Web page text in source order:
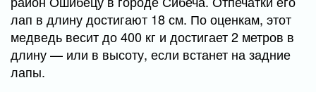
лап в длину достигают 18 см. По оценкам, этот
медведь весит до 400 кг и достигает 2 метров в
длину — или в высоту, если встанет на задние
лапы.